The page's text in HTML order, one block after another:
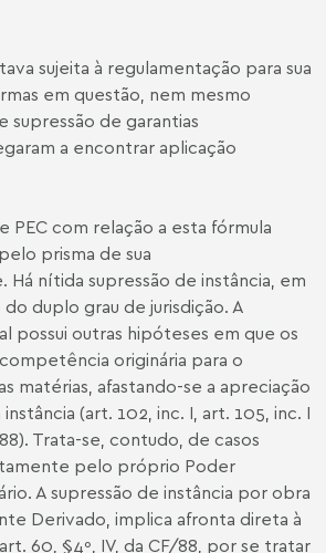
sujeita à regulamentação para sua
em questão, nem mesmo
de garantias
a encontrar aplicação
PEC com relação a esta fórmula
prisma de sua
Há nítida supressão de instância, em
duplo grau de jurisdição. A
possui outras hipóteses em que os
originária para o
matérias, afastando-se a apreciação
(art. 102, inc. I, art. 105, inc. I
Trata-se, contudo, de casos
pelo próprio Poder
A supressão de instância por obra
Derivado, implica afronta direta à
60, §4º, IV, da CF/88, por se tratar